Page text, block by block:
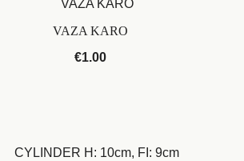
VAZA KARO
€1.00